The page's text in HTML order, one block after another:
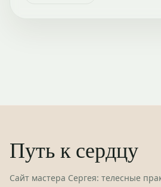
Путь к сердцу
Сайт мастера Сергея: телесные